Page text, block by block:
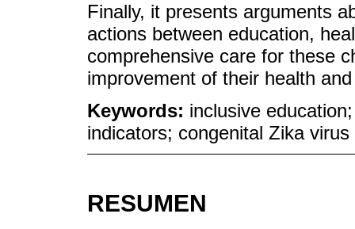
Finally, it presents arguments
actions between education,
comprehensive care for these
improvement of their health
Keywords: inclusive
indicators; congenital Zika
RESUMEN